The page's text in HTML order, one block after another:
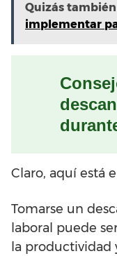
Quizás
implementar
Claro, aquí está
Tomarse un
laboral puede
la productividad